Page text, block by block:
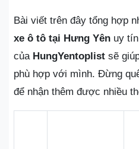
Bài viết trên đây tổng hợp
xe ô tô tại Hưng Yên uy
của HungYentoplist sẽ
phù hợp với mình. Đừng
để nhận thêm được nhiều